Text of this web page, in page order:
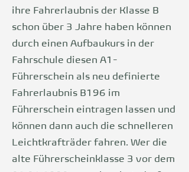
ihre Fahrerlaubnis der Klasse B
schon über 3 Jahre haben können
durch einen Aufbaukurs in der
Fahrschule diesen A1-
Führerschein als neu definierte
Fahrerlaubnis B196 im
Führerschein eintragen lassen und
können dann auch die schnelleren
Leichtkrafträder fahren. Wer die
alte Führerscheinklasse 3 vor dem